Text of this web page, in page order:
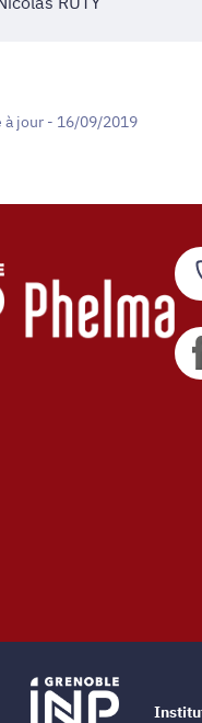
à jour - 16/09/2019